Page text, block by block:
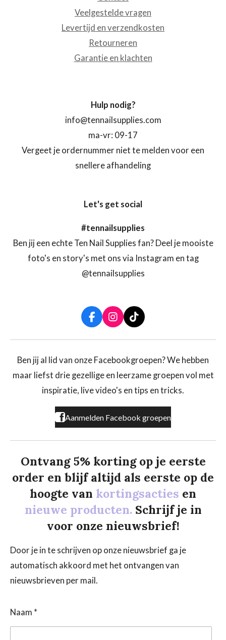
Veelgestelde vragen
Levertijd en verzendkosten
Retourneren
Garantie en klachten
Hulp nodig?
info@tennailsupplies.com
ma-vr: 09-17
Vergeet je ordernummer niet te melden voor een
snellere afhandeling
Let's get social
#tennailsupplies
Ben jij een echte Ten Nail Supplies fan? Deel je mooiste
foto's en story's met ons via Instagram en tag
@tennailsupplies
F
a
c
b
o
k
I
n
s
a
r
a
T
i
k
o
Ben jij al lid van onze Facebookgroepen? We hebben
maar liefst drie gezellige en leerzame groepen vol met
inspiratie, live video's en tips en tricks.
Aanmelden Facebook groepen
Ontvang 5% korting op je eerste
order en blijf altijd als eerste op de
hoogte van kortingsacties en
nieuwe producten. Schrijf je in
voor onze nieuwsbrief!
Door je in te schrijven op onze nieuwsbrief ga je
automatisch akkoord met het ontvangen van
nieuwsbrieven per mail.
Naam *